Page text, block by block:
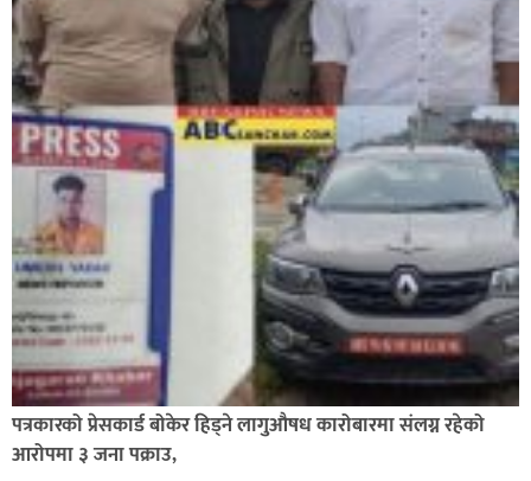
पत्रकारको प्रेसकार्ड बोकेर हिड्ने लागुऔषध कारोबारमा संलग्न रहेको
आरोपमा ३ जना पक्राउ,